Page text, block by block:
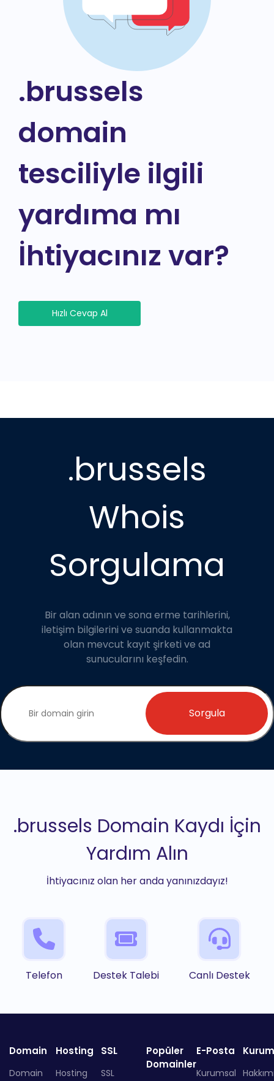
.brussels
domain
tesciliyle ilgili
yardıma mı
İhtiyacınız var?
Hızlı Cevap Al
.brussels
Whois
Sorgulama
Bir alan adının ve sona erme tarihlerini,
iletişim bilgilerini ve suanda kullanmakta
olan mevcut kayıt şirketi ve ad
sunucularını keşfedin.
Sorgula
.brussels Domain Kaydı İçin
Yardım Alın
İhtiyacınız olan her anda yanınızdayız!
Telefon Destek Talebi Canlı Destek
Domain
Domain
Hosting
Hosting
SSL
SSL
Popüler
Domainler
E-Posta
Kurumsal